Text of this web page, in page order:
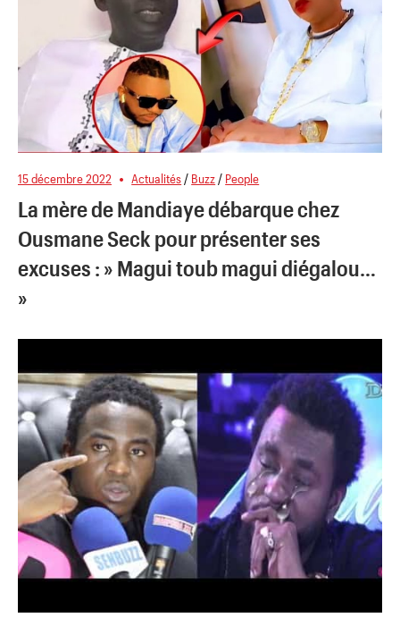
15 décembre 2022 Actualités / Buzz / People
La mère de Mandiaye débarque chez
Ousmane Seck pour présenter ses
excuses : » Magui toub magui diégalou…
»